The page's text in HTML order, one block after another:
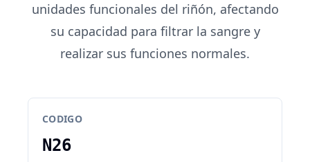
unidades funcionales del riñón, afectando
su capacidad para filtrar la sangre y
realizar sus funciones normales.
CODIGO
N26